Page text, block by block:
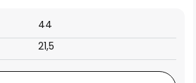
44
21,5